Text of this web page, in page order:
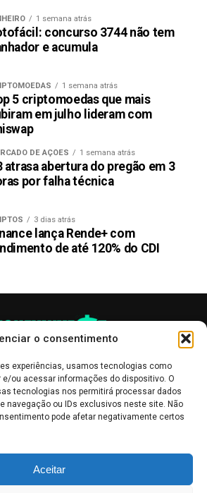
o consentimento
experiências, usamos tecnologias como
ou acessar informações do dispositivo. O
tecnologias nos permitirá processar dados
navegação ou IDs exclusivos neste site. Não
pode afetar negativamente certos
Aceitar
1 semana atrás
concurso 3744 não tem
e acumula
1 semana atrás
5 criptomoedas que mais
em julho lideram com
DE AÇÕES 1 semana atrás
atrasa abertura do pregão em 3
por falha técnica
3 dias atrás
lança Rende+ com
de até 120% do CDI
boletins de divulgação, e não devem ser
de investimento.Leia mais